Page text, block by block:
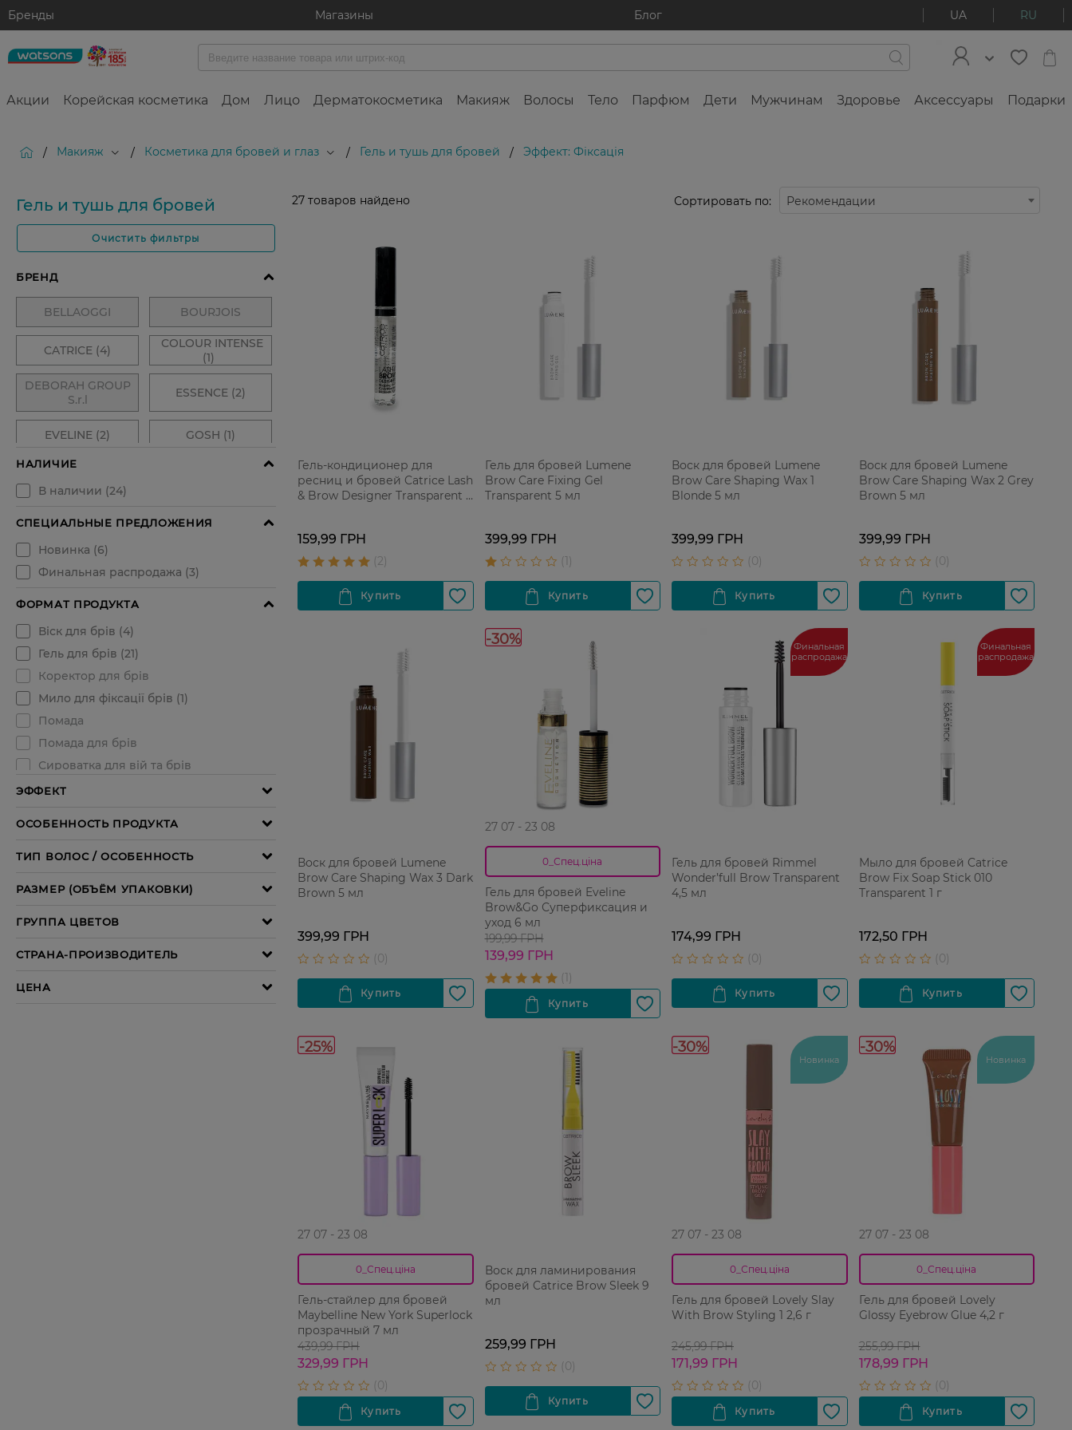
Бренды Магазины Блог UA RU
Акции Корейская косметика Дом Лицо Дерматокосметика Макияж Волосы Тело Парфюм Дети Мужчинам Здоровье Аксессуары Подарки
/ Макияж / Косметика для бровей и глаз / Гель и тушь для бровей / Эффект: Фіксація
Гель и тушь для бровей
Очистить фильтры
27 товаров найдено Сортировать по: Рекомендации
Гель-кондиционер для
ресниц и бровей Catrice Lash
& Brow Designer Transparent 6
159,99 ГРН
Гель для бровей Lumene
Brow Care Fixing Gel
Transparent 5 мл
399,99 ГРН
Воск для бровей Lumene
Brow Care Shaping Wax 1
Blonde 5 мл
399,99 ГРН
Воск для бровей Lumene
Brow Care Shaping Wax 2 Grey
Brown 5 мл
399,99 ГРН
Воск для бровей Lumene
Brow Care Shaping Wax 3 Dark
Brown 5 мл
399,99 ГРН
-30%
27 07 - 23 08
0_Спец.ціна
Гель для бровей Eveline
Brow&Go Суперфиксация и
уход 6 мл
199,99 ГРН
139,99 ГРН
Финальная
распродажа
Гель для бровей Rimmel
Wonder’full Brow Transparent
4,5 мл
174,99 ГРН
Финальная
распродажа
Мыло для бровей Catrice
Brow Fix Soap Stick 010
Transparent 1 г
172,50 ГРН
-25%
27 07 - 23 08
0_Спец.ціна
Гель-стайлер для бровей
Maybelline New York Superlock
прозрачный 7 мл
439,99 ГРН
329,99 ГРН
Воск для ламинирования
бровей Catrice Brow Sleek 9
мл
259,99 ГРН
-30%
Новинка
27 07 - 23 08
0_Спец.ціна
Гель для бровей Lovely Slay
With Brow Styling 1 2,6 г
245,99 ГРН
171,99 ГРН
-30%
Новинка
27 07 - 23 08
0_Спец.ціна
Гель для бровей Lovely
Glossy Eyebrow Glue 4,2 г
255,99 ГРН
178,99 ГРН